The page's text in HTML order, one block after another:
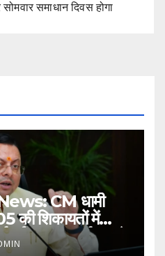
समाधान दिवस होगा
CM धामी
की शिकायतों में
शून्य प्रदर्शन वाले